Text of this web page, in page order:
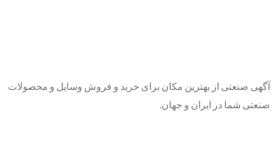
آگهی صنعتی از بهترین مکان برای خرید و فروش وسایل و محصولات
صنعتی شما در ایران و جهان.